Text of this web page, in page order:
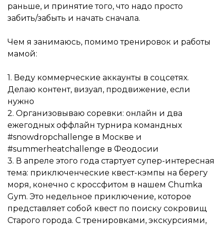
раньше, и принятие того, что надо просто
забить/забыть и начать сначала.
Чем я занимаюсь, помимо тренировок и работы
мамой:
1. Веду коммерческие аккаунты в соцсетях.
Делаю контент, визуал, продвижение, если
нужно
2. Организовываю соревки: онлайн и два
ежегодных оффлайн турнира командных
#snowdropchallenge в Москве и
#summerheatchallenge в Феодосии
3. В апреле этого года стартует супер-интересная
тема: приключенческие квест-кэмпы на берегу
моря, конечно с кроссфитом в нашем Chumka
Gym. Это недельное приключение, которое
представляет собой квест по поиску сокровищ
Старого города. С тренировками, экскурсиями,